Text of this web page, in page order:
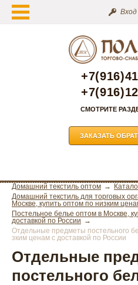
Вход
СМОТРИТЕ
ЗАКАЗАТЬ
Домашний текстиль оптом
Домашний текстиль для торговых
Москве, купить оптом по низким
Постельное белье оптом в Москве,
доставкой по России
Отдельные предметы постельного
зким ценам с доставкой по России
Отдельные
постельного